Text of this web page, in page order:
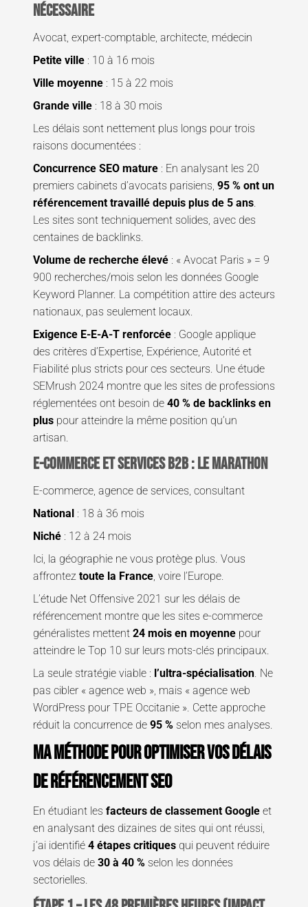
nécessaire
Avocat, expert-comptable, architecte, médecin
Petite ville : 10 à 16 mois
Ville moyenne : 15 à 22 mois
Grande ville : 18 à 30 mois
Les délais sont nettement plus longs pour trois
raisons documentées :
Concurrence SEO mature : En analysant les 20
premiers cabinets d’avocats parisiens, 95 % ont un
référencement travaillé depuis plus de 5 ans.
Les sites sont techniquement solides, avec des
centaines de backlinks.
Volume de recherche élevé : « Avocat Paris » = 9
900 recherches/mois selon les données Google
Keyword Planner. La compétition attire des acteurs
nationaux, pas seulement locaux.
Exigence E-E-A-T renforcée : Google applique
des critères d’Expertise, Expérience, Autorité et
Fiabilité plus stricts pour ces secteurs. Une étude
SEMrush 2024 montre que les sites de professions
réglementées ont besoin de 40 % de backlinks en
plus pour atteindre la même position qu’un
artisan.
E-commerce et services B2B : le marathon
E-commerce, agence de services, consultant
National : 18 à 36 mois
Niché : 12 à 24 mois
Ici, la géographie ne vous protège plus. Vous
affrontez toute la France, voire l’Europe.
L’étude Net Offensive 2021 sur les délais de
référencement montre que les sites e-commerce
généralistes mettent 24 mois en moyenne pour
atteindre le Top 10 sur leurs mots-clés principaux.
La seule stratégie viable : l’ultra-spécialisation. Ne
pas cibler « agence web », mais « agence web
WordPress pour TPE Occitanie ». Cette approche
réduit la concurrence de 95 % selon mes analyses.
Ma méthode pour optimiser vos délais
de référencement SEO
En étudiant les facteurs de classement Google et
en analysant des dizaines de sites qui ont réussi,
j’ai identifié 4 étapes critiques qui peuvent réduire
vos délais de 30 à 40 % selon les données
sectorielles.